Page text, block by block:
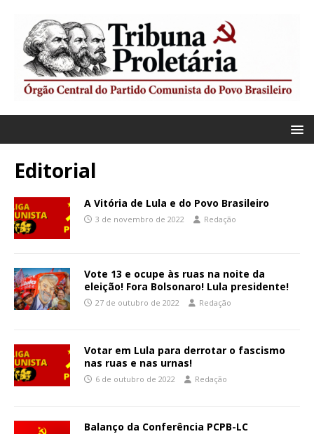
Editorial
A Vitória de Lula e do Povo Brasileiro
3 de novembro de 2022 Redação
Vote 13 e ocupe às ruas na noite da
eleição! Fora Bolsonaro! Lula presidente!
27 de outubro de 2022 Redação
Votar em Lula para derrotar o fascismo
nas ruas e nas urnas!
6 de outubro de 2022 Redação
Balanço da Conferência PCPB-LC